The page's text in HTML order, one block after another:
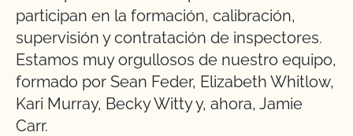
participan en la formación, calibración,
supervisión y contratación de inspectores.
Estamos muy orgullosos de nuestro equipo,
formado por Sean Feder, Elizabeth Whitlow,
Kari Murray, Becky Witty y, ahora, Jamie
Carr.